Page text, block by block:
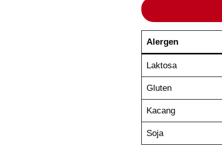
Alergen
Laktosa
Gluten
Kacang
Soja